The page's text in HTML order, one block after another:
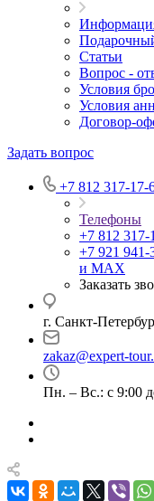
Статьи
Вопрос -
Условия
Условия
Договор-
Задать вопрос
+7 812 317-17-
Телефоны
+7 812 317-
+7 921 941-
и MAX
Заказать
г. Санкт-
zakaz@expert-
Пн. – Вс.: с 9:00